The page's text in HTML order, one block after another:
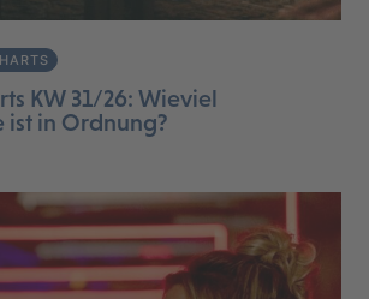
KW 31/26: Wieviel
in Ordnung?